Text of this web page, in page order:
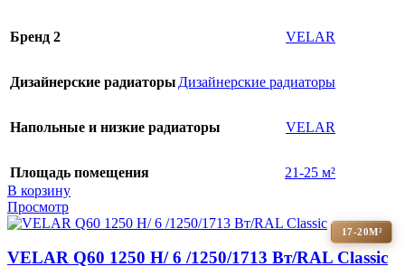
Бренд 2 VELAR
Дизайнерские радиаторы Дизайнерские радиаторы
Напольные и низкие радиаторы VELAR
Площадь помещения
21-25 м²
В корзину
Просмотр
17-20М²
VELAR Q60 1250 H/ 6 /1250/1713 Вт/RAL Classic